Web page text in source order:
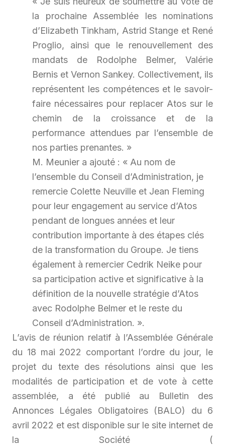
la prochaine Assemblée les nominations
d’Elizabeth Tinkham, Astrid Stange et René
Proglio, ainsi que le renouvellement des
mandats de Rodolphe Belmer, Valérie
Bernis et Vernon Sankey. Collectivement, ils
représentent les compétences et le savoir-
faire nécessaires pour replacer Atos sur le
chemin de la croissance et de la
performance attendues par l’ensemble de
nos parties prenantes. »
M. Meunier a ajouté : « Au nom de
l’ensemble du Conseil d’Administration, je
remercie Colette Neuville et Jean Fleming
pour leur engagement au service d’Atos
pendant de longues années et leur
contribution importante à des étapes clés
de la transformation du Groupe. Je tiens
également à remercier Cedrik Neike pour
sa participation active et significative à la
définition de la nouvelle stratégie d’Atos
avec Rodolphe Belmer et le reste du
Conseil d’Administration. ».
L’avis de réunion relatif à l’Assemblée Générale
du 18 mai 2022 comportant l’ordre du jour, le
projet du texte des résolutions ainsi que les
modalités de participation et de vote à cette
assemblée, a été publié au Bulletin des
Annonces Légales Obligatoires (BALO) du 6
avril 2022 et est disponible sur le site internet de
la Société (